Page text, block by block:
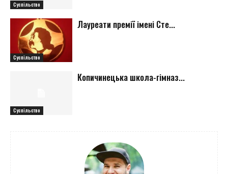
Суспільство
Суспільство
Лауреати премії імені Сте...
Суспільство
Копичинецька школа-гімназ...